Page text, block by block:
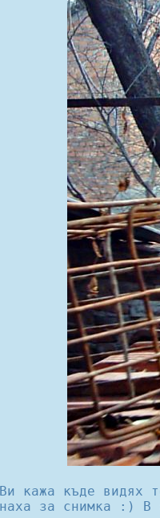
кажа къде видях
за снимка :) В